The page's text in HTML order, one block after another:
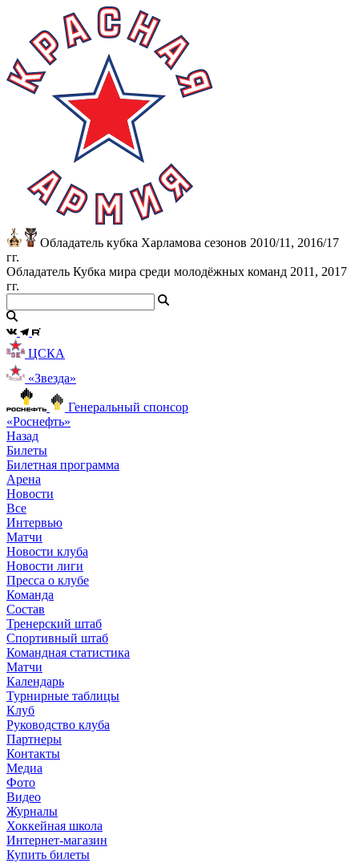
Обладатель кубка Харламова сезонов 2010/11, 2016/17
гг.
Обладатель Кубка мира среди молодёжных команд 2011, 2017
гг.
ЦСКА
«Звезда»
Генеральный спонсор
«Роснефть»
Назад
Билеты
Билетная программа
Арена
Новости
Все
Интервью
Матчи
Новости клуба
Новости лиги
Пресса о клубе
Команда
Состав
Тренерский штаб
Спортивный штаб
Командная статистика
Матчи
Календарь
Турнирные таблицы
Клуб
Руководство клуба
Партнеры
Контакты
Медиа
Фото
Видео
Журналы
Хоккейная школа
Интернет-магазин
Купить билеты